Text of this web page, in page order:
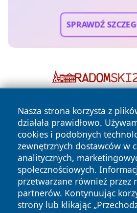
SPRAWDŹ
Nasza strona korzysta z
działała prawidłowo.
cookies i podobnych
zewnętrznych dostawców w
analitycznych,
społecznościowych.
przetwarzane również przez
partnerów. Kontynuując
strony lub klikając
Copyright © 2026 swidnicanews.pl
zastrzeżone.
Polityka